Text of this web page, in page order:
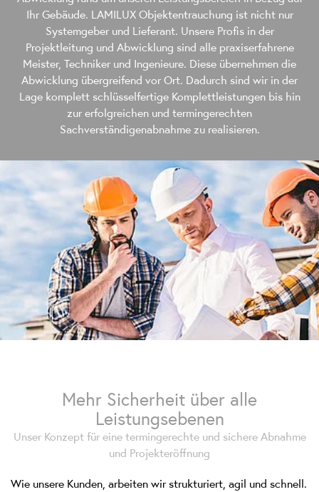
Ihr Gebäude. LAMILUX Objektentrauchung ist nicht nur
Systemgeber und Lieferant. Unsere Profis in der
Projektleitung und Abwicklung sind alle praxiserfahrene
Meister, Techniker und Ingenieure. Diese übernehmen die
Abwicklung übergreifend vor Ort. Dadurch sind wir in der
Lage komplett schlüsselfertige Komplettleistungen bis hin
zur erfolgreichen und termingerechten
Sachverständigenabnahme zu realisieren.
Mehr Sicherheit über alle
Leistungsebenen
Unser Konzept für eine termingerechte und sichere Abnahme
und Projekteröffnung
Wie unsere Kunden, arbeiten wir strukturiert, agil und schnell.